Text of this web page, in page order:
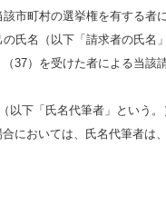
市町村の選挙権を有する者
氏名（以下「請求者の氏名
37）を受けた者による当該
下「氏名代筆者」という
においては、氏名代筆者は